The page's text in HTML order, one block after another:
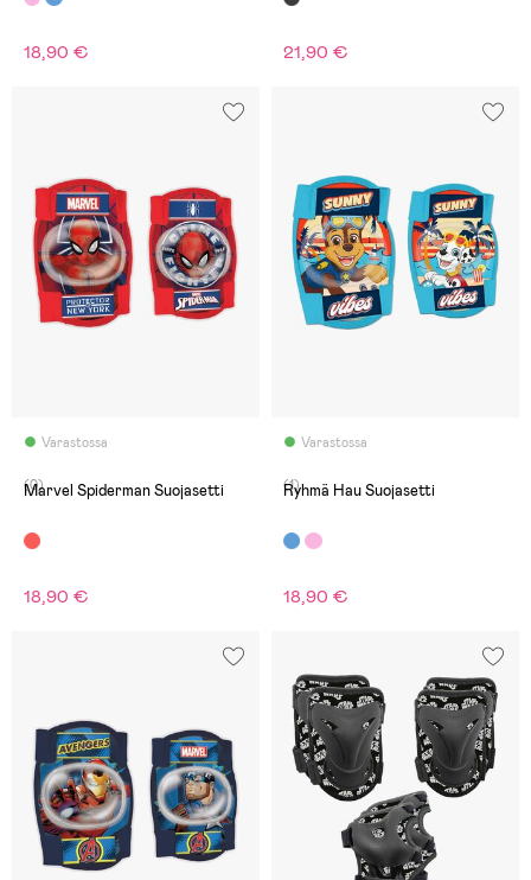
18,90 € 21,90 €
Varastossa
(0)
Marvel Spiderman Suojasetti
18,90 €
Varastossa
(1)
Ryhmä Hau Suojasetti
18,90 €